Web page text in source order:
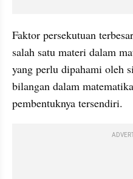
Faktor persekutuan
salah satu materi dalam
yang perlu dipahami oleh
bilangan dalam
pembentuknya tersendiri.